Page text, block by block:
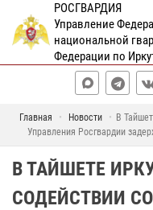
РОСГВАРДИЯ
Управление
национальной
Федерации по
Главная Новости
В
Управления Росгвардии
В ТАЙШЕТЕ
СОДЕЙСТВИИ